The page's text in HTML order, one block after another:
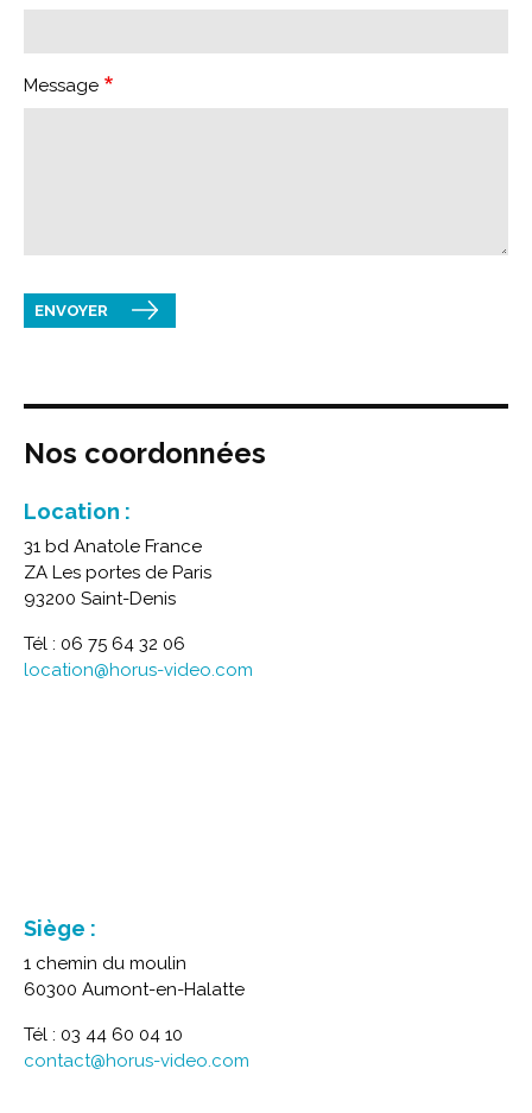
Message
ENVOYER
Nos coordonnées
Location :
31 bd Anatole France
ZA Les portes de Paris
93200 Saint-Denis
Tél : 06 75 64 32 06
location@horus-video.com
Siège :
1 chemin du moulin
60300 Aumont-en-Halatte
Tél : 03 44 60 04 10
contact@horus-video.com